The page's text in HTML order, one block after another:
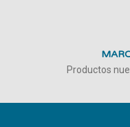
Productos